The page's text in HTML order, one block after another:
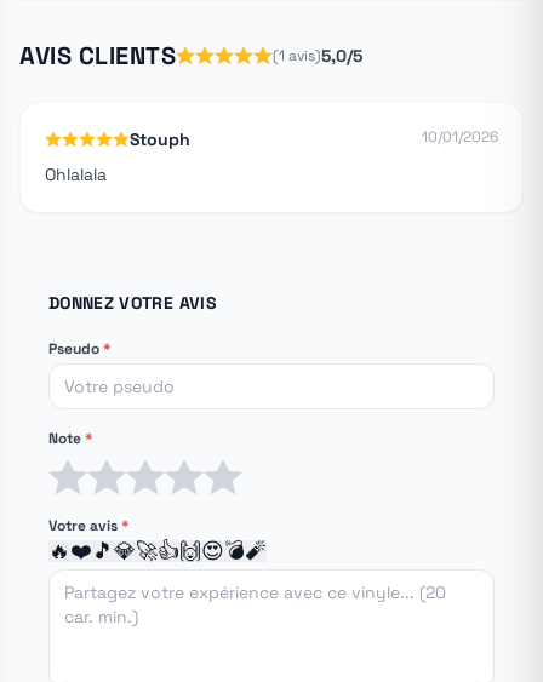
AVIS CLIENTS (1 avis)5,0/5
Stouph 10/01/2026
Ohlalala
DONNEZ VOTRE AVIS
Pseudo*
Note*
Votre avis*
🔥❤️🎵💎🚀👍🙌😍💣🧨